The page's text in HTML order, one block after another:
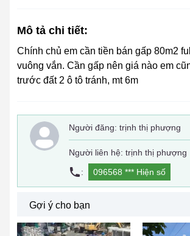
Mô tả chi tiết:
Chính chủ em cần tiền bán gấp 80m2
vuông vắn. Cần gấp nên giá nào em
trước đất 2 ô tô tránh, mt 6m
Người đăng: trịnh thị phượng
Người liên hệ: trịnh thị phượng
:
096568 *** Hiện số
Gợi ý cho bạn